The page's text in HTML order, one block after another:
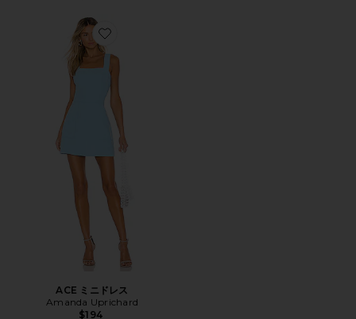
Favorite ACE ミニドレス
ACE ミニドレス
Amanda Uprichard
$194